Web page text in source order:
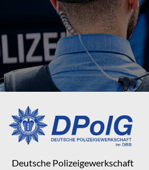
Deutsche Polizeigewerkschaft